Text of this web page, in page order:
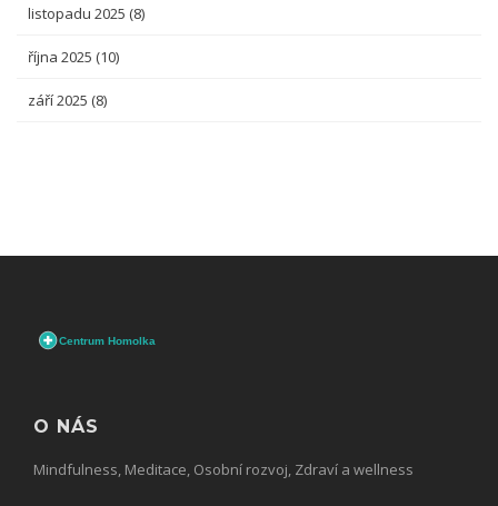
listopadu 2025 (8)
října 2025 (10)
září 2025 (8)
O NÁS
Mindfulness, Meditace, Osobní rozvoj, Zdraví a wellness